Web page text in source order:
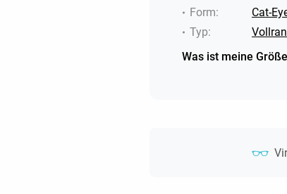
Form:
Cat-
Typ:
Was ist meine